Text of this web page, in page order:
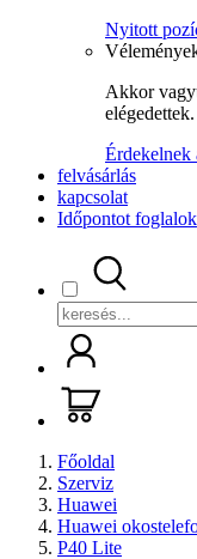
Nyitott
Akkor
Érdekelnek
felvásárlás
kapcsolat
Időpontot foglalok
Főoldal
Szerviz
Huawei
Huawei
P40 Lite